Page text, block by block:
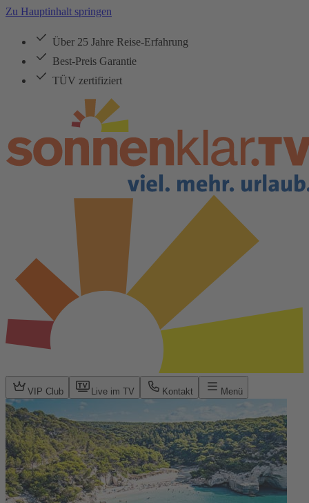
Zu Hauptinhalt springen
Über 25 Jahre Reise-Erfahrung
Best-Preis Garantie
TÜV zertifiziert
VIP Club Live im TV Kontakt Menü